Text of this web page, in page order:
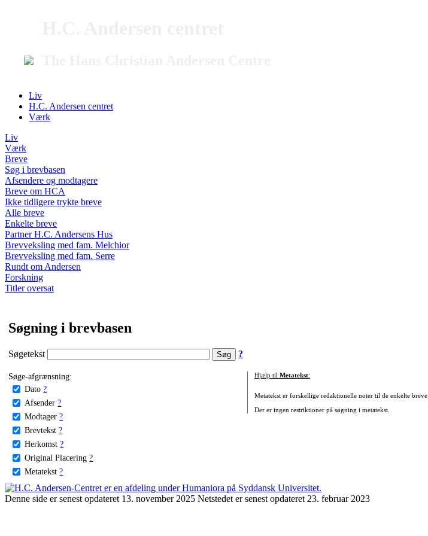
Liv
H.C. Andersen centret
Værk
Liv
Værk
Breve
Søg i brevbasen
Afsendere og modtagere
Breve om HCA
Ikke tidligere trykte breve
Alle breve
Enkelte breve
Partner H.C. Andersens Hus
Brevveksling med fam. Melchior
Brevveksling med fam. Serre
Rundt om Andersen
Forskning
Titler oversat
Søgning i brevbasen
Søgetekst ?
Søge-afgrænsning:
Dato ?
Afsender ?
Modtager ?
Brevtekst ?
Herkomst ?
Original Placering ?
Metatekst ?
Hjælp til Metatekst:
Metatekst er forskellige redaktionelle noter til de enkelte breve.
Der er ingen restriktioner på søgning i metatekst.
Denne side er senest opdateret 13. november 2025 Netstedet er senest opdateret 23. februar 2023